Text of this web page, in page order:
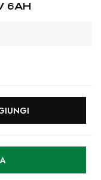
6AH